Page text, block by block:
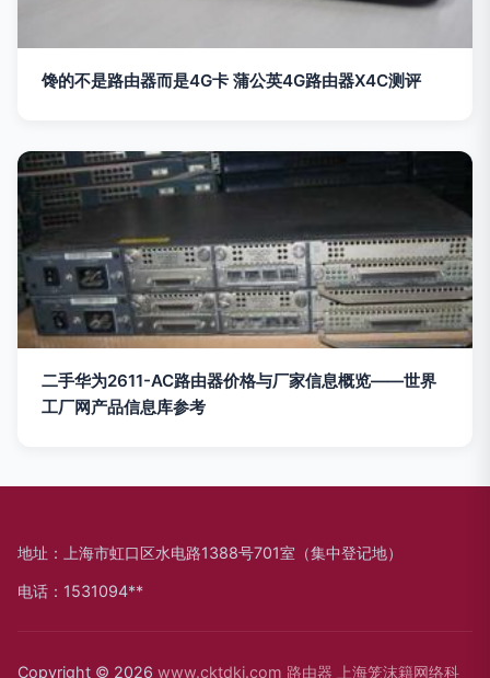
馋的不是路由器而是4G卡 蒲公英4G路由器X4C测评
二手华为2611-AC路由器价格与厂家信息概览——世界
工厂网产品信息库参考
地址：上海市虹口区水电路1388号701室（集中登记地）
电话：1531094**
Copyright © 2026 www.cktdkj.com 路由器 上海笼沫籍网络科